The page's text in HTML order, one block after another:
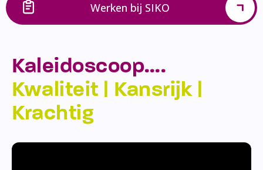
Werken bij SIKO
Kaleidoscoop….
Kwaliteit | Kansrijk |
Krachtig